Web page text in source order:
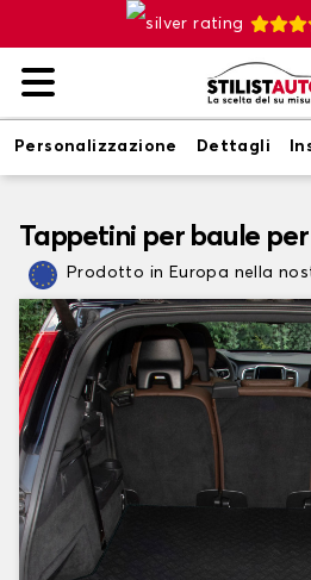
Personalizzazione Dettagli
Tappetini per baule per
Prodotto in Europa nella